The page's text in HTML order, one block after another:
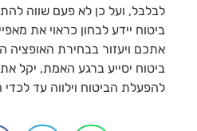
לבלבל, ועל כן לא פעם שווה
ביטוח יידע לבחון כראוי את
אתכם ויעזור בבחירת האופציה
ביטוח יסייע ברגע האמת, יקל
להפעלת הביטוח וילווה עד